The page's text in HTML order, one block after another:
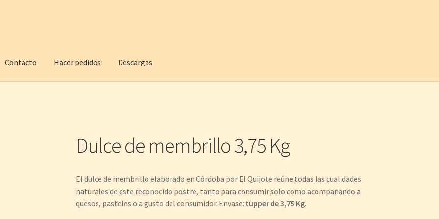
Contacto Hacer pedidos Descargas
Dulce de membrillo 3,75 Kg
El dulce de membrillo elaborado en Córdoba por El Quijote reúne todas las cualidades
naturales de este reconocido postre, tanto para consumir solo como acompañando a
quesos, pasteles o a gusto del consumidor. Envase: tupper de 3,75 Kg.